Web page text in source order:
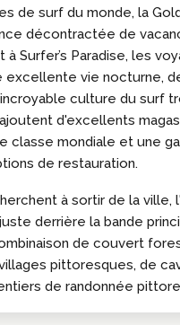
de surf du monde, la
décontractée de
Surfer’s Paradise, les
excellente vie nocturne,
incroyable culture du surf
d'excellents
classe mondiale et une
de restauration.
à sortir de la ville,
derrière la bande
de couvert
pittoresques, de
de randonnée